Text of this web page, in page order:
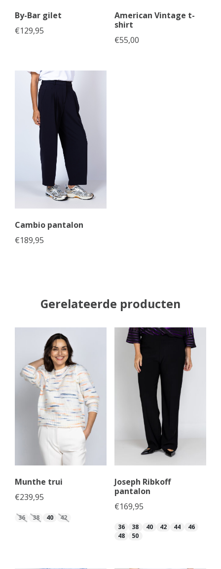
By-Bar gilet
€129,95
American Vintage t-
shirt
€55,00
Cambio pantalon
€189,95
Gerelateerde producten
Munthe trui
€239,95
36 38 40 42
Joseph Ribkoff
pantalon
€169,95
36 38 40 42 44
46
48
50